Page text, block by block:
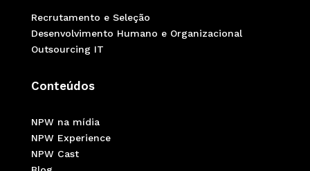
Recrutamento e Seleção
Desenvolvimento Humano e Organizacional
Outsourcing IT
Conteúdos
NPW na mídia
NPW Experience
NPW Cast